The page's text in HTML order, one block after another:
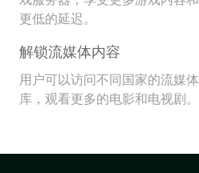
更低的延迟。
解锁流媒体内容
用户可以访问不同国家的流媒体
库，观看更多的电影和电视剧。